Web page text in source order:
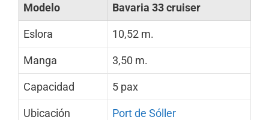
Modelo Bavaria 33 cruiser
Eslora 10,52 m.
Manga 3,50 m.
Capacidad 5 pax
Ubicación Port de Sóller